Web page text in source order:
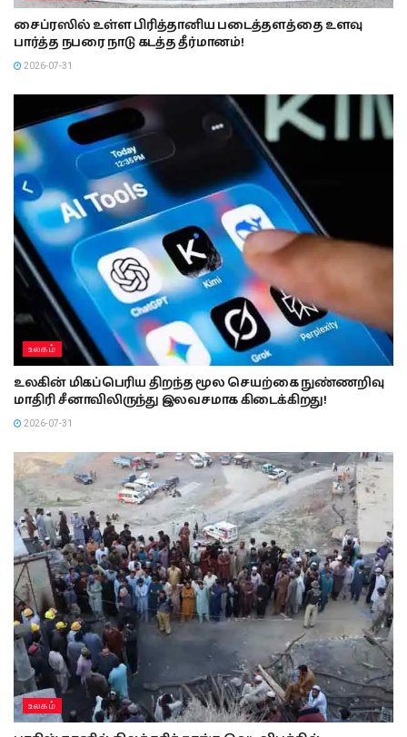
சைப்ரஸில் உள்ள பிரித்தானிய படைத்தளத்தை உளவு
பார்த்த நபரை நாடு கடத்த தீர்மானம்!
2026-07-31
உலகம்
உலகின் மிகப்பெரிய திறந்த மூல செயற்கை நுண்ணறிவு
மாதிரி சீனாவிலிருந்து இலவசமாக கிடைக்கிறது!
2026-07-31
உலகம்